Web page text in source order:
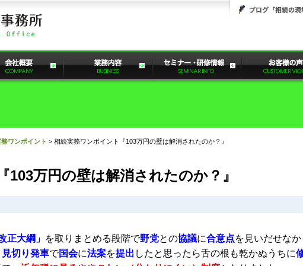
ワンポイント > 相続実務ワンポイント『103万円の壁は解消されたのか？』
万円の壁は解消されたのか？』
正大綱」 を取りまとめる段階で野党との協議に合意点を見いだせな
見切り発車で国会に法案を提出 したと思ったら舌の根も乾かぬうちに